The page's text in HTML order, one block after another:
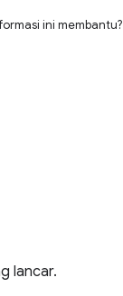
ini membantu?
lancar.